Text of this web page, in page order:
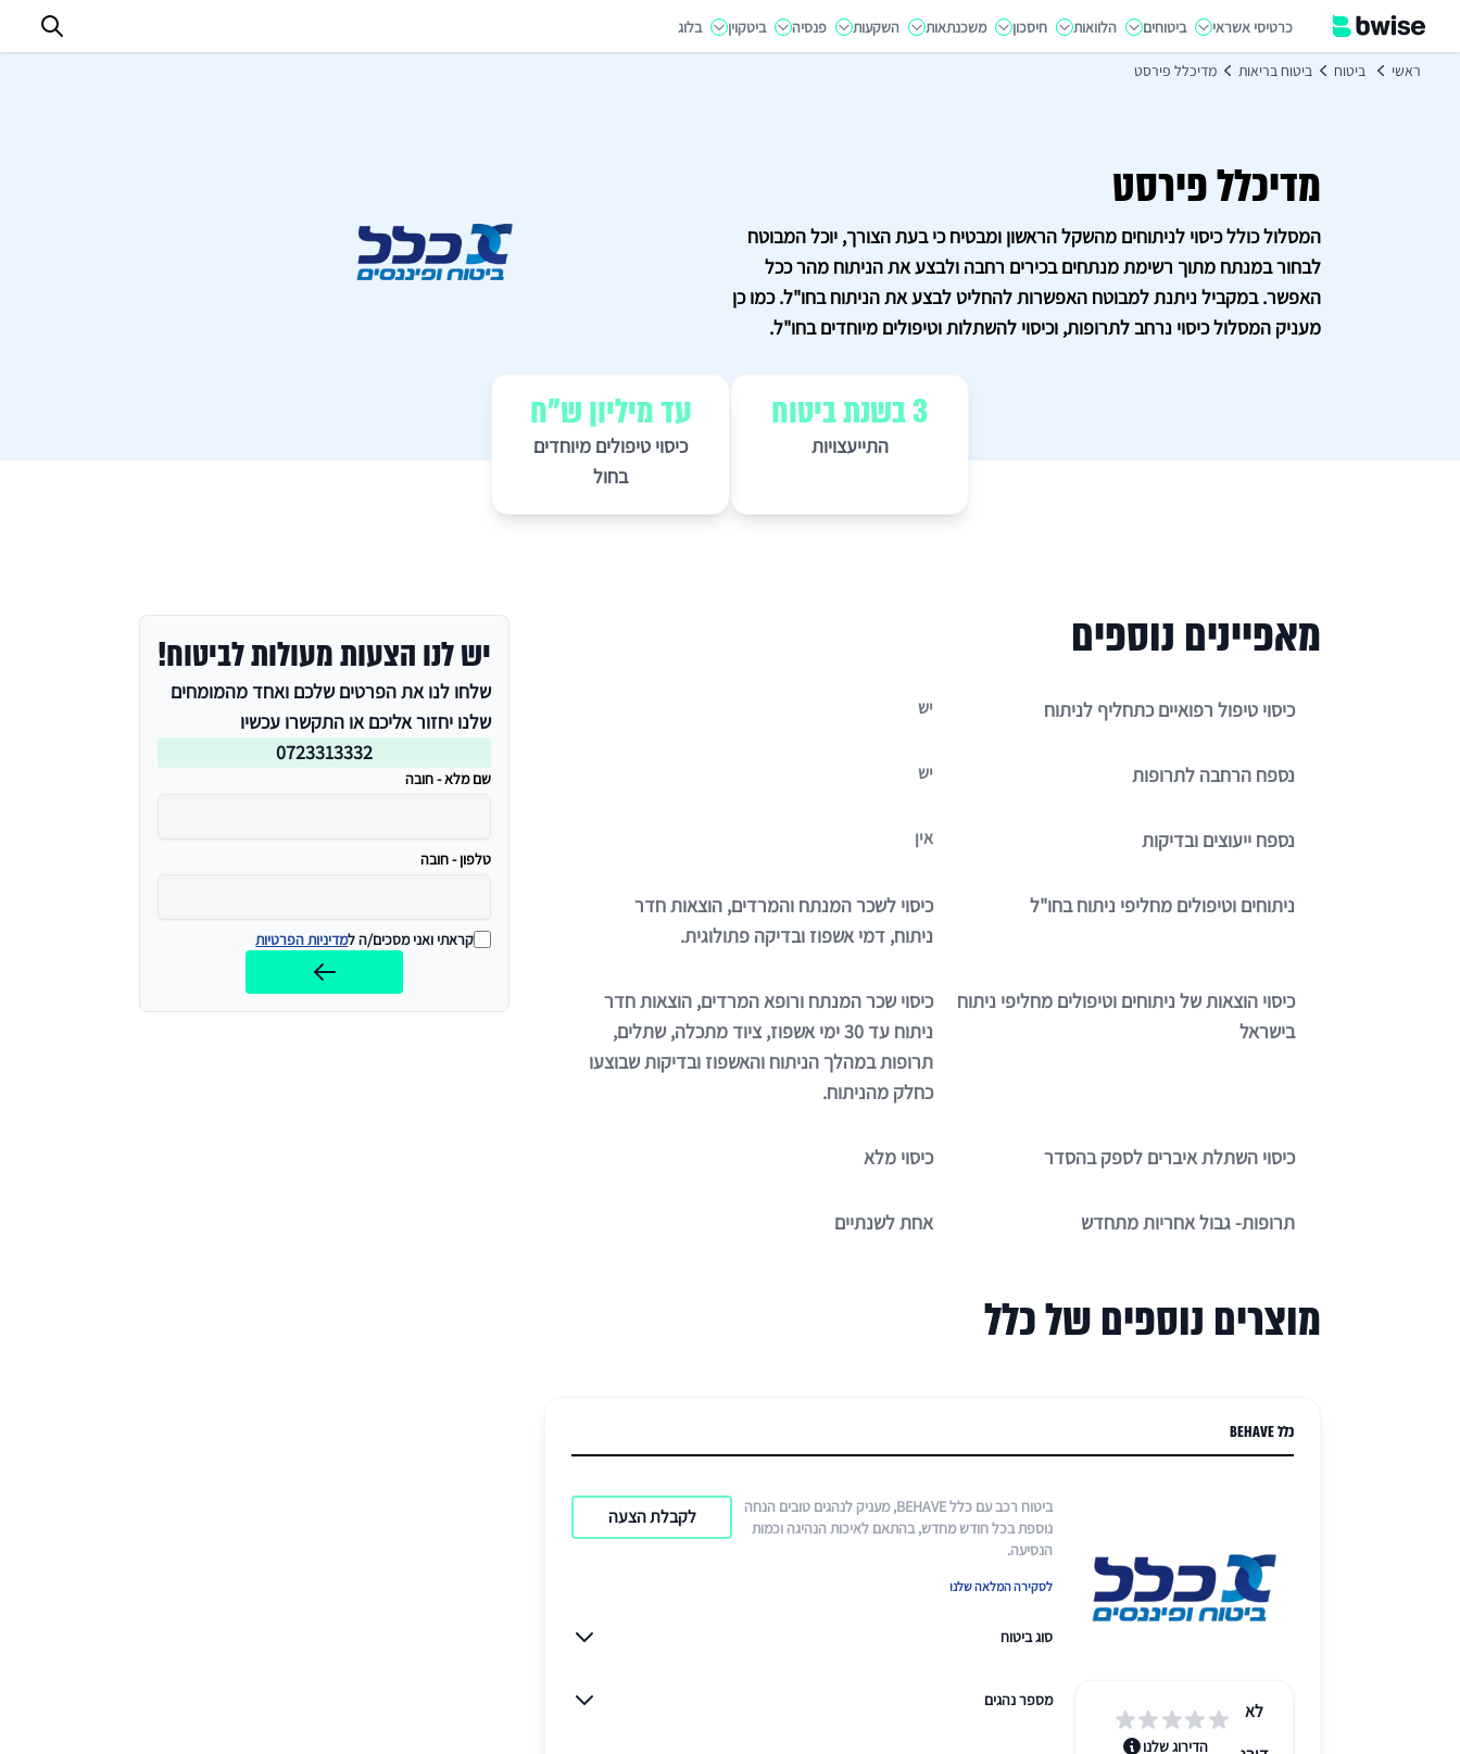
כרטיסי אשראי ביטוחים הלוואות חיסכון משכנתאות השקעות פנסיה ביטקוין בלוג
ראשי ביטוח ביטוח בריאות מדיכלל פירסט
מדיכלל פירסט
המסלול כולל כיסוי לניתוחים מהשקל הראשון ומבטיח כי בעת הצורך, יוכל המבוטח
לבחור במנתח מתוך רשימת מנתחים בכירים רחבה ולבצע את הניתוח מהר ככל
האפשר. במקביל ניתנת למבוטח האפשרות להחליט לבצע את הניתוח בחו"ל. כמו כן
מעניק המסלול כיסוי נרחב לתרופות, וכיסוי להשתלות וטיפולים מיוחדים בחו"ל.
3 בשנת ביטוח
התייעצויות
עד מיליון ש"ח
כיסוי טיפולים מיוחדים
בחול
מאפיינים נוספים
כיסוי טיפול רפואיים כתחליף לניתוח יש
נספח הרחבה לתרופות יש
נספח ייעוצים ובדיקות אין
ניתוחים וטיפולים מחליפי ניתוח בחו"ל
כיסוי לשכר המנתח והמרדים, הוצאות חדר
ניתוח, דמי אשפוז ובדיקה פתולוגית.
כיסוי הוצאות של ניתוחים וטיפולים מחליפי ניתוח
בישראל
כיסוי שכר המנתח ורופא המרדים, הוצאות חדר
ניתוח עד 30 ימי אשפוז, ציוד מתכלה, שתלים,
תרופות במהלך הניתוח והאשפוז ובדיקות שבוצעו
כחלק מהניתוח.
כיסוי השתלת איברים לספק בהסדר כיסוי מלא
תרופות- גבול אחריות מתחדש אחת לשנתיים
מוצרים נוספים של כלל
כלל BEHAVE
לא
הדירוג שלנו
ביטוח רכב עם כלל BEHAVE, מעניק לנהגים טובים הנחה
נוספת בכל חודש מחדש, בהתאם לאיכות הנהיגה וכמות
הנסיעה.
לסקירה המלאה שלנו
לקבלת הצעה
סוג ביטוח
מספר נהגים
יש לנו הצעות מעולות לביטוח!
שלחו לנו את הפרטים שלכם ואחד מהמומחים
שלנו יחזור אליכם או התקשרו עכשיו
0723313332
שם מלא - חובה
טלפון - חובה
קראתי ואני מסכים/ה למדיניות הפרטיות